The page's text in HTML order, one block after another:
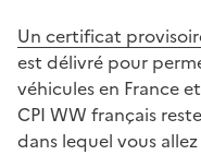
Un certificat
est délivré pour
véhicules en France
CPI WW français
dans lequel vous